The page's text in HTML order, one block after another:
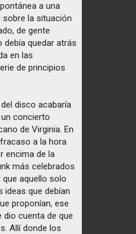
a una
la situación
de gente
debía quedar atrás
en las
de principios
disco acabaría
concierto
de Virginia. En
a la hora
encima de la
más celebrados
aquello solo
ideas que debían
proponían, ese
dio cuenta de que
Allí donde los